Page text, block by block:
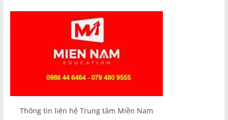
Thông tin liên hệ Trung tâm Miền Nam